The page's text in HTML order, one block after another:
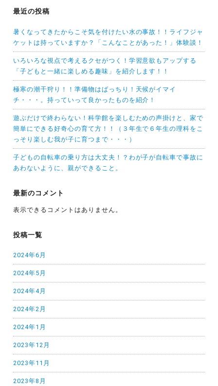
最近の投稿
暑くなってきたからこそ気を付けたい水の事故！！ライフジャ
ケットは持っていますか？「こんなことがあった！」体験談！
いろいろな視点で考えるクセがつく！学習意欲もアップする
「子どもと一緒に楽しめる趣味」を紹介します！！
極寒の潮干狩り！！準備物はばっちり！天候がイマイ
チ・・・。持っていって良かったものを紹介！
遊ぶだけで終わらない！科学館を楽しむための声掛けと、家で
簡単にできる好奇心の育て方！！（３年生で６年生の理科をこ
っそり楽しむ我が子に育つまで・・・）
子どもの自転車の乗り方は大丈夫！？わが子が自転車で事故に
あわないように、親ができること。
最新のコメント
表示できるコメントはありません。
投稿一覧
2024年6月
2024年5月
2024年4月
2024年2月
2024年1月
2023年12月
2023年11月
2023年8月